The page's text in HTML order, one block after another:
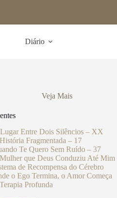
Diário
Veja Mais
Entre Dois Silêncios – XX
Fragmentada – 17
Te Quero Sem Ruído – 37
que Deus Conduziu Até Mim
de Recompensa do Cérebro
o Ego Termina, o Amor Começa
Profunda